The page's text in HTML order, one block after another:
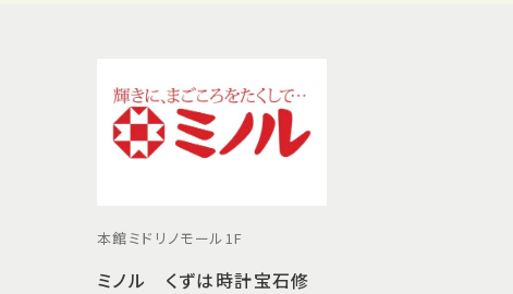
本館ミドリノモール1F
ミノル くずは時計宝石修